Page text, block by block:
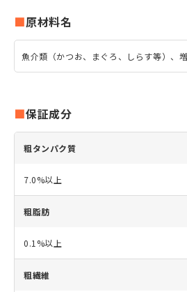
原材料名
魚介類（かつお、まぐろ、しらす等）、
保証成分
粗タンパク質
7.0%以上
粗脂肪
0.1%以上
粗繊維